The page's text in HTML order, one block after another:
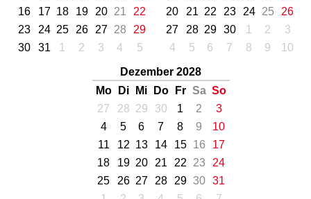
16
17 18 19 20 21
22
23
24 25 26 27 28
29
30
31 1 2 3 4 5
20
21 22 23 24 25
26
27
28 29 30 1 2
3
4
5 6 7 8 9 10
Dezember 2028
Mo
Di Mi Do Fr Sa So
27
28 29 30 1 2
3
4
5 6 7 8 9
10
11
12 13 14 15 16
17
18
19 20 21 22 23
24
25
26 27 28 29 30
31